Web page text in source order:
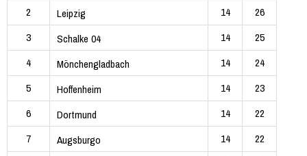
2
Leipzig 14
26
3
Schalke 04 14
25
4
Mönchengladbach 14
24
5
Hoffenheim 14
23
6
Dortmund 14
22
7
Augsburgo 14
22